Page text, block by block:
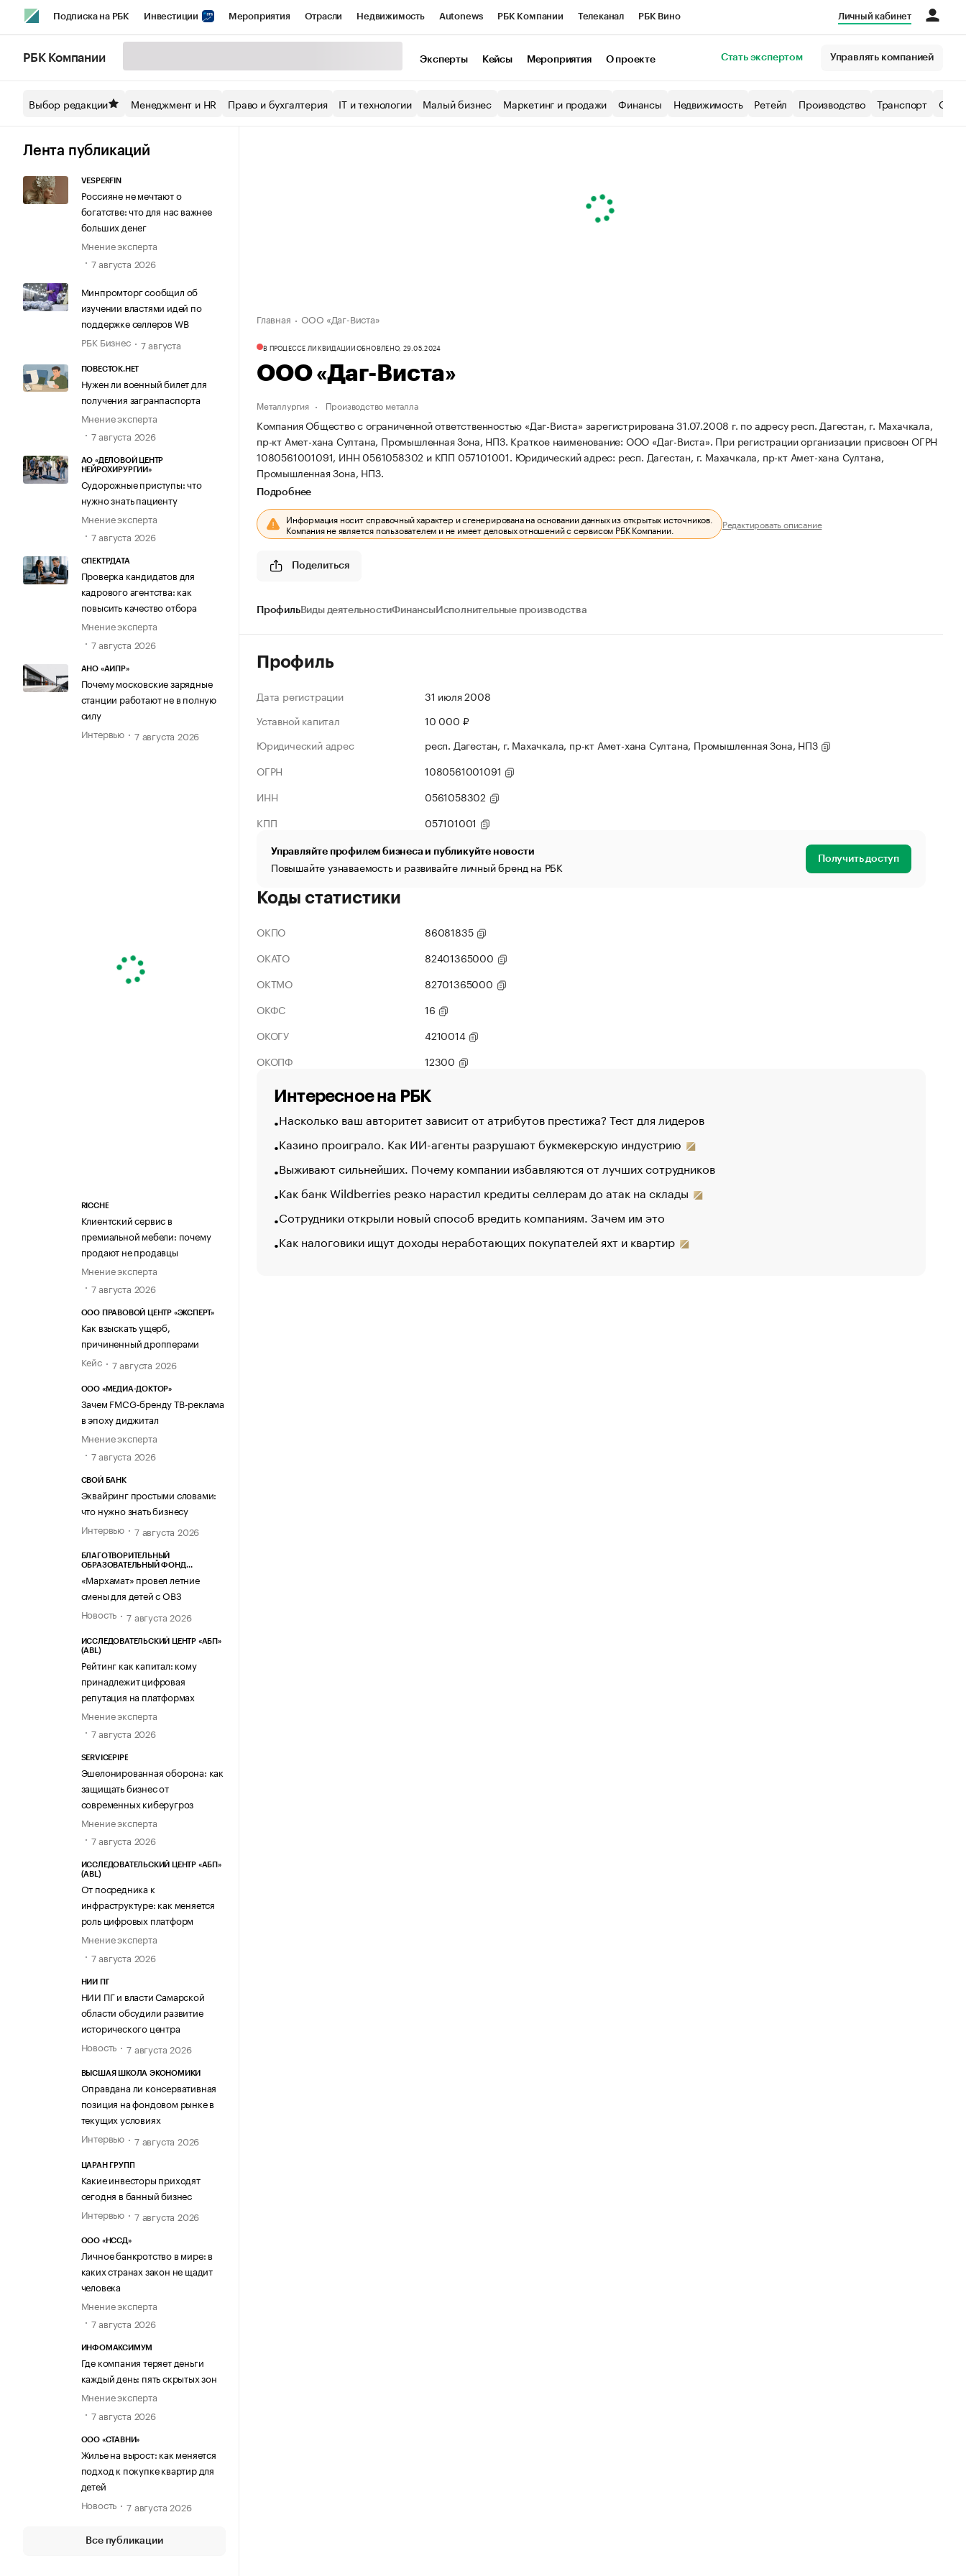
Подписка на РБК Инвестиции Мероприятия Отрасли Недвижимость Autonews РБК Компании Телеканал РБК Вино
Спецпроекты СПб Конференции СПб Спецпроекты Экономика Бизнес
Технологии и медиа
Личный кабинет
РБК Компании Эксперты Кейсы Мероприятия О проекте Стать экспертом Управлять компанией
Выбор редакции Менеджмент и HR Право и бухгалтерия IT и технологии Малый бизнес Маркетинг и продажи Финансы Недвижимость Ретейл Производство Транспорт
Лента публикаций
VESPERFIN
Россияне не мечтают о
богатстве: что для нас важнее
больших денег
Мнение эксперта
7 августа 2026
Минпромторг сообщил об
изучении властями идей по
поддержке селлеров WB
РБК Бизнес
7 августа
ПОВЕСТОК.НЕТ
Нужен ли военный билет для
получения загранпаспорта
Мнение эксперта
7 августа 2026
АО «ДЕЛОВОЙ ЦЕНТР
НЕЙРОХИРУРГИИ»
Судорожные приступы: что
нужно знать пациенту
Мнение эксперта
7 августа 2026
СПЕКТРДАТА
Проверка кандидатов для
кадрового агентства: как
повысить качество отбора
Мнение эксперта
7 августа 2026
АНО «АИПР»
Почему московские зарядные
станции работают не в полную
силу
Интервью
7 августа 2026
RICCHE
Клиентский сервис в
премиальной мебели: почему
продают не продавцы
Мнение эксперта
7 августа 2026
ООО ПРАВОВОЙ ЦЕНТР «ЭКСПЕРТ»
Как взыскать ущерб,
причиненный дропперами
Кейс
7 августа 2026
ООО «МЕДИА-ДОКТОР»
Зачем FMCG-бренду ТВ-реклама
в эпоху диджитал
Мнение эксперта
7 августа 2026
СВОЙ БАНК
Эквайринг простыми словами:
что нужно знать бизнесу
Интервью
7 августа 2026
БЛАГОТВОРИТЕЛЬНЫЙ
ОБРАЗОВАТЕЛЬНЫЙ ФОНД
«Мархамат» провел летние
смены для детей с ОВЗ
Новость
7 августа 2026
ИССЛЕДОВАТЕЛЬСКИЙ ЦЕНТР «АБП»
(ABL)
Рейтинг как капитал: кому
принадлежит цифровая
репутация на платформах
Мнение эксперта
7 августа 2026
SERVICEPIPE
Эшелонированная оборона: как
защищать бизнес от
современных киберугроз
Мнение эксперта
7 августа 2026
ИССЛЕДОВАТЕЛЬСКИЙ ЦЕНТР «АБП»
(ABL)
От посредника к
инфраструктуре: как меняется
роль цифровых платформ
Мнение эксперта
7 августа 2026
НИИ ПГ
НИИ ПГ и власти Самарской
области обсудили развитие
исторического центра
Новость
7 августа 2026
ВЫСШАЯ ШКОЛА ЭКОНОМИКИ
Оправдана ли консервативная
позиция на фондовом рынке в
текущих условиях
Интервью
7 августа 2026
ЦАРАН ГРУПП
Какие инвесторы приходят
сегодня в банный бизнес
Интервью
7 августа 2026
ООО «НССД»
Личное банкротство в мире: в
каких странах закон не щадит
человека
Мнение эксперта
7 августа 2026
ИНФОМАКСИМУМ
Где компания теряет деньги
каждый день: пять скрытых зон
Мнение эксперта
7 августа 2026
ООО «СТАВНИ»
Жилье на вырост: как меняется
подход к покупке квартир для
детей
Новость
7 августа 2026
Все публикации
Главная ООО «Даг-Виста»
В ПРОЦЕССЕ ЛИКВИДАЦИИОБНОВЛЕНО, 29.05.2024
ООО «Даг-Виста»
Металлургия Производство металла
Компания Общество с ограниченной ответственностью «Даг-Виста» зарегистрирована 31.07.2008 г. по адресу респ. Дагестан, г. Махачкала,
пр-кт Амет-хана Султана, Промышленная Зона, НПЗ. Краткое наименование: ООО «Даг-Виста». При регистрации организации присвоен ОГРН
1080561001091, ИНН 0561058302 и КПП 057101001. Юридический адрес: респ. Дагестан, г. Махачкала, пр-кт Амет-хана Султана,
Промышленная Зона, НПЗ.
Подробнее
Информация носит справочный характер и сгенерирована на основании данных из открытых источников.
Компания не является пользователем и не имеет деловых отношений с сервисом РБК Компании. Редактировать описание
Поделиться
ПрофильВиды деятельностиФинансыИсполнительные производства
Профиль
Дата регистрации
31 июля 2008
Уставной капитал
10 000 ₽
Юридический адрес
респ. Дагестан, г. Махачкала, пр-кт Амет-хана Султана, Промышленная Зона, НПЗ
ОГРН
1080561001091
ИНН
0561058302
КПП
057101001
Управляйте профилем бизнеса и публикуйте новости
Повышайте узнаваемость и развивайте личный бренд на РБК Получить доступ
Коды статистики
ОКПО
86081835
ОКАТО
82401365000
ОКТМО
82701365000
ОКФС
16
ОКОГУ
4210014
ОКОПФ
12300
Интересное на РБК
Насколько ваш авторитет зависит от атрибутов престижа? Тест для лидеров
Казино проиграло. Как ИИ-агенты разрушают букмекерскую индустрию
Выживают сильнейших. Почему компании избавляются от лучших сотрудников
Как банк Wildberries резко нарастил кредиты селлерам до атак на склады
Сотрудники открыли новый способ вредить компаниям. Зачем им это
Как налоговики ищут доходы неработающих покупателей яхт и квартир